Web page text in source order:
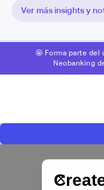
Ver más insights y
🤩 Forma parte del
Neobanking
millones para
crédito y